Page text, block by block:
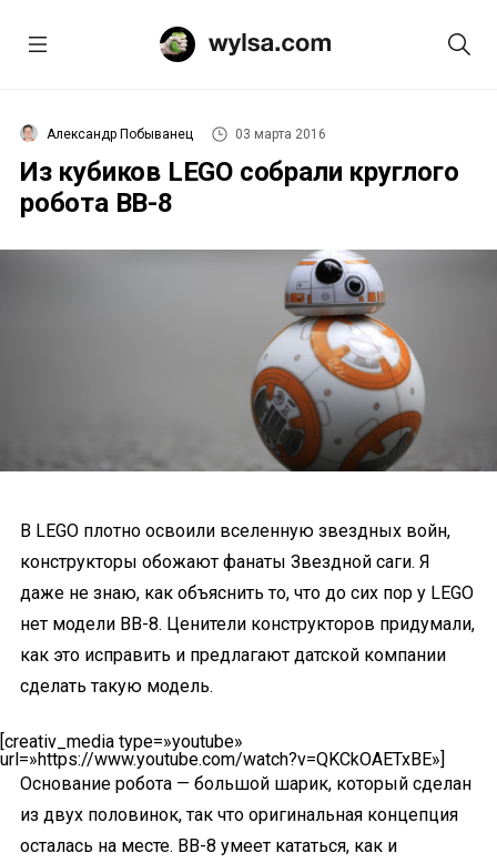
Александр Побыванец 03 марта 2016
Из кубиков LEGO собрали круглого
робота BB-8
В LEGO плотно освоили вселенную звездных войн,
конструкторы обожают фанаты Звездной саги. Я
даже не знаю, как объяснить то, что до сих пор у LEGO
нет модели BB-8. Ценители конструкторов придумали,
как это исправить и предлагают датской компании
сделать такую модель.
[creativ_media type=»youtube»
url=»https://www.youtube.com/watch?v=QKCkOAETxBE»]
Основание робота — большой шарик, который сделан
из двух половинок, так что оригинальная концепция
осталась на месте. BB-8 умеет кататься, как и